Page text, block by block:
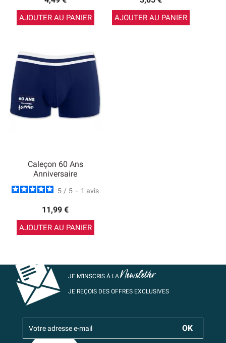
AJOUTER AU PANIER AJOUTER AU PANIER
Caleçon 60 Ans
Anniversaire
5 / 5 - 1 avis
11,99 €
AJOUTER AU PANIER
JE M’INSCRIS À LANewsletter
JE REÇOIS DES OFFRES EXCLUSIVES